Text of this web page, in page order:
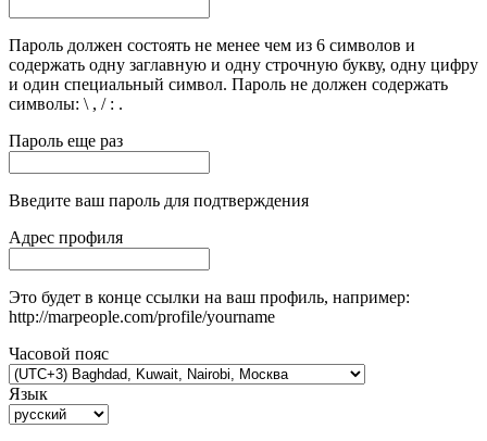
Пароль должен состоять не менее чем из 6 символов и
содержать одну заглавную и одну строчную букву, одну цифру
и один специальный символ. Пароль не должен содержать
символы: \ , / : .
Пароль еще раз
Введите ваш пароль для подтверждения
Адрес профиля
Это будет в конце ссылки на ваш профиль, например:
http://marpeople.com/profile/yourname
Часовой пояс
Язык